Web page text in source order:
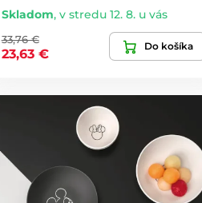
Skladom, v stredu 12. 8. u vás
33,76 €
23,63 €
Do košíka